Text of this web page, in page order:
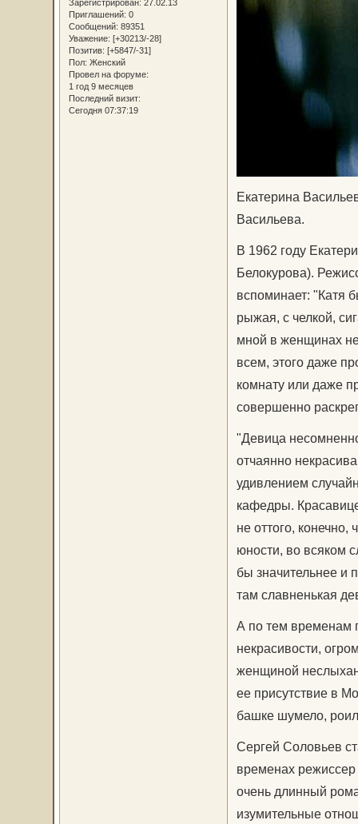
Зарегистрирован: 27.02.13
Приглашений: 0
Сообщений: 89351
Уважение: [+30213/-28]
Позитив: [+5847/-31]
Пол: Женский
Провел на форуме:
1 год 9 месяцев
Последний визит:
Сегодня 07:37:19
Екатерина
Васильева.
В 1962 году
Белокурова).
вспоминает: "Катя
рыжая, с челкой,
мной в женщинах
всем, этого даже
комнату или даже
совершенно
"Девица
отчаянно
удивлением
кафедры.
не оттого,
юности, во всяком
бы значительнее и
там славненькая
А по тем временам
некрасивости,
женщиной
ее присутствие в
башке шумело,
Сергей Соловьев
временах
очень длинный
изумительные